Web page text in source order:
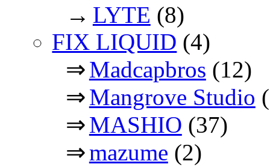
→ LYTE (8)
FIX LIQUID (4)
⇒Madcapbros (12)
⇒Mangrove Studio
⇒MASHIO (37)
⇒mazume (2)